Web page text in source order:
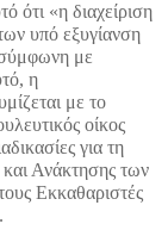
ότι «η διαχείριση
υπό εξυγίανση
σύμφωνη με
η
με το
οίκος
για τη
και Ανάκτησης των
Εκκαθαριστές